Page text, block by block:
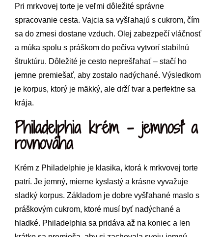
Pri mrkvovej torte je veľmi dôležité správne
spracovanie cesta. Vajcia sa vyšľahajú s cukrom, čím
sa do zmesi dostane vzduch. Olej zabezpečí vláčnosť
a múka spolu s práškom do pečiva vytvorí stabilnú
štruktúru. Dôležité je cesto neprešľahať – stačí ho
jemne premiešať, aby zostalo nadýchané. Výsledkom
je korpus, ktorý je mäkký, ale drží tvar a perfektne sa
krája.
Philadelphia krém – jemnosť a
rovnováha
Krém z Philadelphie je klasika, ktorá k mrkvovej torte
patrí. Je jemný, mierne kyslastý a krásne vyvažuje
sladký korpus. Základom je dobre vyšľahané maslo s
práškovým cukrom, ktoré musí byť nadýchané a
hladké. Philadelphia sa pridáva až na koniec a len